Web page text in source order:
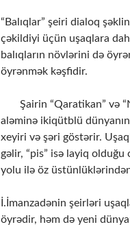
“Balıqlar” şeiri dialoq
çəkildiyi üçün uşaqlara
balıqların növlərini də
öyrənmək kəşfidir.
Şairin “Qаrаtikаn” və
aləminə iki­qütb­­­lü
xeyiri və şəri göstərir.
gəlir, “pis” isə layiq olduğu
yolu ilə öz
İ.İmanzadənin şeirləri
öyrədir, həm də yeni